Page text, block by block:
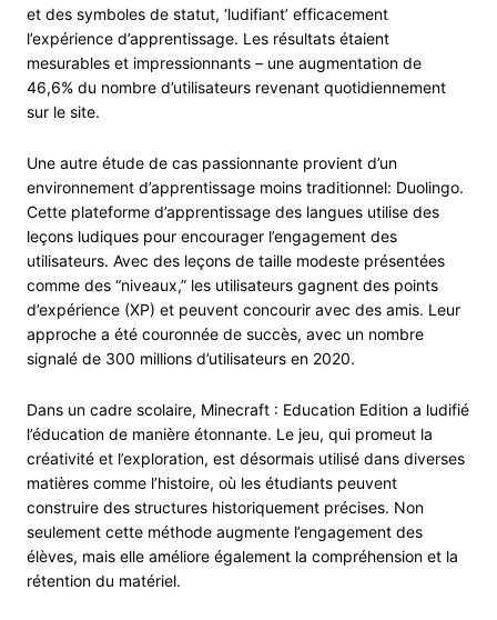
et des symboles de statut, ‘ludifiant’ efficacement
l’expérience d’apprentissage. Les résultats étaient
mesurables et impressionnants – une augmentation de
46,6% du nombre d’utilisateurs revenant quotidiennement
sur le site.
Une autre étude de cas passionnante provient d’un
environnement d’apprentissage moins traditionnel: Duolingo.
Cette plateforme d’apprentissage des langues utilise des
leçons ludiques pour encourager l’engagement des
utilisateurs. Avec des leçons de taille modeste présentées
comme des “niveaux,” les utilisateurs gagnent des points
d’expérience (XP) et peuvent concourir avec des amis. Leur
approche a été couronnée de succès, avec un nombre
signalé de 300 millions d’utilisateurs en 2020.
Dans un cadre scolaire, Minecraft : Education Edition a ludifié
l’éducation de manière étonnante. Le jeu, qui promeut la
créativité et l’exploration, est désormais utilisé dans diverses
matières comme l’histoire, où les étudiants peuvent
construire des structures historiquement précises. Non
seulement cette méthode augmente l’engagement des
élèves, mais elle améliore également la compréhension et la
rétention du matériel.